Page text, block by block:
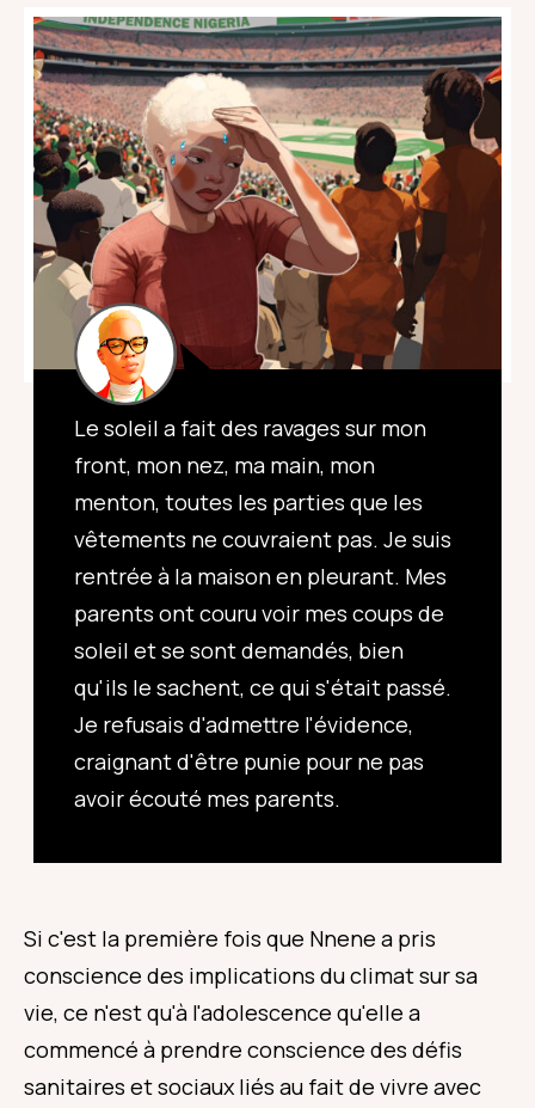
Le soleil a fait des ravages sur mon
front, mon nez, ma main, mon
menton, toutes les parties que les
vêtements ne couvraient pas. Je suis
rentrée à la maison en pleurant. Mes
parents ont couru voir mes coups de
soleil et se sont demandés, bien
qu'ils le sachent, ce qui s'était passé.
Je refusais d'admettre l'évidence,
craignant d'être punie pour ne pas
avoir écouté mes parents.
Si c'est la première fois que Nnene a pris
conscience des implications du climat sur sa
vie, ce n'est qu'à l'adolescence qu'elle a
commencé à prendre conscience des défis
sanitaires et sociaux liés au fait de vivre avec